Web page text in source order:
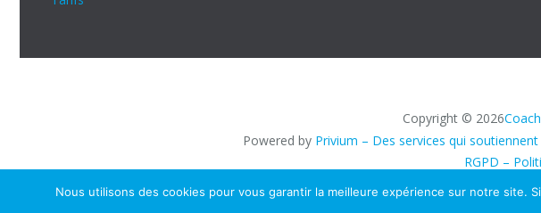
Copyright © 2026
Powered by Privium – Des services qui
RGPD –
Nous utilisons des cookies pour vous garantir la meilleure expérience sur notre site.